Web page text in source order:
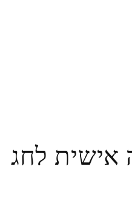
לחג